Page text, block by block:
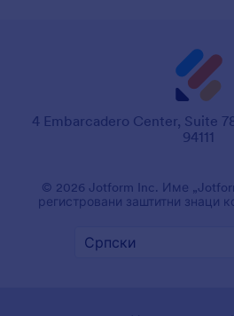
4 Embarcadero Center, Suite
94111
© 2026 Jotform Inc. Име
регистровани заштитни знаци